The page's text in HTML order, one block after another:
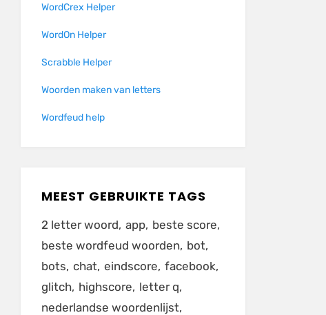
WordCrex Helper
WordOn Helper
Scrabble Helper
Woorden maken van letters
Wordfeud help
MEEST GEBRUIKTE TAGS
2 letter woord app beste score
beste wordfeud woorden bot
bots chat eindscore facebook
glitch highscore letter q
nederlandse woordenlijst